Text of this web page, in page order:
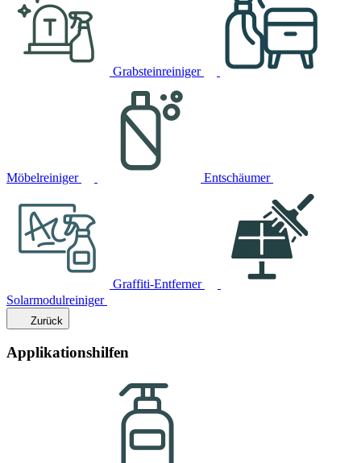
Grabsteinreiniger
Möbelreiniger Entschäumer
Graffiti-Entferner
Solarmodulreiniger
Zurück
Applikationshilfen